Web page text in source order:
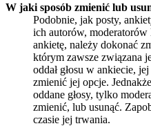
W jaki sposób zmienić lub
Podobnie, jak posty,
ich autorów,
ankietę, należy dokonać
którym zawsze związana
oddał głosu w ankiecie,
zmienić jej opcje.
oddane głosy, tylko
zmienić, lub usunąć.
czasie jej trwania.